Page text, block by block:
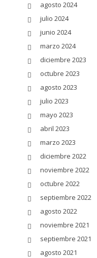
agosto 2024
julio 2024
junio 2024
marzo 2024
diciembre 2023
octubre 2023
agosto 2023
julio 2023
mayo 2023
abril 2023
marzo 2023
diciembre 2022
noviembre 2022
octubre 2022
septiembre 2022
agosto 2022
noviembre 2021
septiembre 2021
agosto 2021